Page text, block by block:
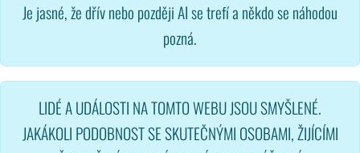
Je jasné, že dřív nebo později AI se trefí a někdo se náhodou
pozná.
LIDÉ A UDÁLOSTI NA TOMTO WEBU JSOU SMYŠLENÉ.
JAKÁKOLI PODOBNOST SE SKUTEČNÝMI OSOBAMI, ŽIJÍCÍMI